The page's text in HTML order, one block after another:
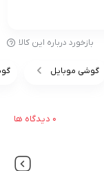
بازخورد درباره این کالا
گوشی موبایل
0 دیدگاه ها